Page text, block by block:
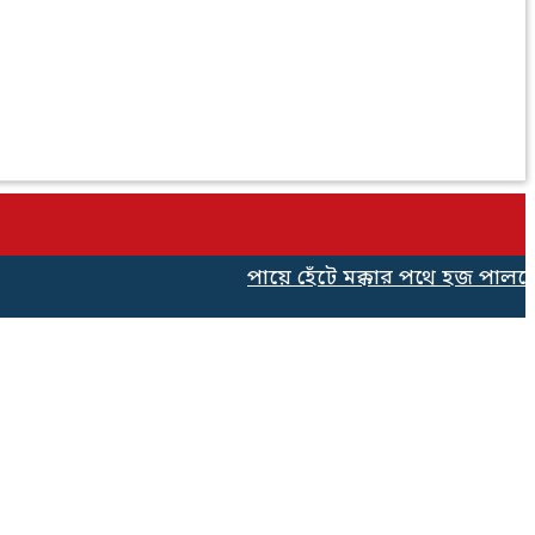
পায়ে হেঁটে মক্কার পথে হজ